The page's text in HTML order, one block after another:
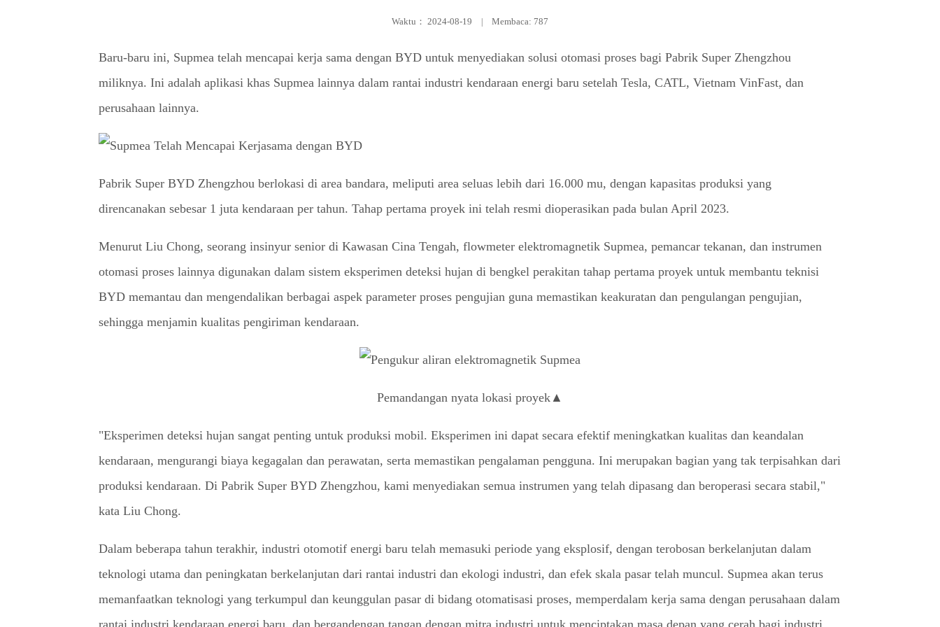
Waktu： 2024-08-19 Membaca: 787
Baru-baru ini, Supmea telah mencapai kerja sama dengan BYD untuk menyediakan solusi otomasi proses bagi Pabrik Super Zhengzhou
miliknya. Ini adalah aplikasi khas Supmea lainnya dalam rantai industri kendaraan energi baru setelah Tesla, CATL, Vietnam VinFast, dan
perusahaan lainnya.
Pabrik Super BYD Zhengzhou berlokasi di area bandara, meliputi area seluas lebih dari 16.000 mu, dengan kapasitas produksi yang
direncanakan sebesar 1 juta kendaraan per tahun. Tahap pertama proyek ini telah resmi dioperasikan pada bulan April 2023.
Menurut Liu Chong, seorang insinyur senior di Kawasan Cina Tengah, flowmeter elektromagnetik Supmea, pemancar tekanan, dan instrumen
otomasi proses lainnya digunakan dalam sistem eksperimen deteksi hujan di bengkel perakitan tahap pertama proyek untuk membantu teknisi
BYD memantau dan mengendalikan berbagai aspek parameter proses pengujian guna memastikan keakuratan dan pengulangan pengujian,
sehingga menjamin kualitas pengiriman kendaraan.
Pemandangan nyata lokasi proyek▲
"Eksperimen deteksi hujan sangat penting untuk produksi mobil. Eksperimen ini dapat secara efektif meningkatkan kualitas dan keandalan
kendaraan, mengurangi biaya kegagalan dan perawatan, serta memastikan pengalaman pengguna. Ini merupakan bagian yang tak terpisahkan dari
produksi kendaraan. Di Pabrik Super BYD Zhengzhou, kami menyediakan semua instrumen yang telah dipasang dan beroperasi secara stabil,"
kata Liu Chong.
Dalam beberapa tahun terakhir, industri otomotif energi baru telah memasuki periode yang eksplosif, dengan terobosan berkelanjutan dalam
teknologi utama dan peningkatan berkelanjutan dari rantai industri dan ekologi industri, dan efek skala pasar telah muncul. Supmea akan terus
memanfaatkan teknologi yang terkumpul dan keunggulan pasar di bidang otomatisasi proses, memperdalam kerja sama dengan perusahaan dalam
rantai industri kendaraan energi baru, dan bergandengan tangan dengan mitra industri untuk menciptakan masa depan yang cerah bagi industri